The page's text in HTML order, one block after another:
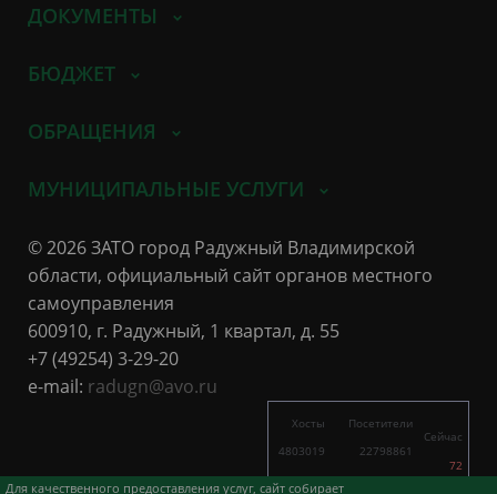
Для качественного предоставления услуг, сайт собирает
ДОКУМЕНТЫ
БЮДЖЕТ
ОБРАЩЕНИЯ
МУНИЦИПАЛЬНЫЕ УСЛУГИ
© 2026 ЗАТО город Радужный Владимирской
области, официальный сайт органов местного
самоуправления
600910, г. Радужный, 1 квартал, д. 55
+7 (49254) 3-29-20
e-mail: radugn@avo.ru
Хосты
4803019
8447
Посетители
22798861
18478
Сейчас
72